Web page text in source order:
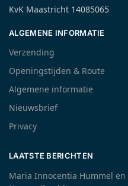
KvK Maastricht 14085065
ALGEMENE INFORMATIE
Verzending
Openingstijden & Route
Algemene informatie
Nieuwsbrief
Privacy
LAATSTE BERICHTEN
Maria Innocentia Hummel